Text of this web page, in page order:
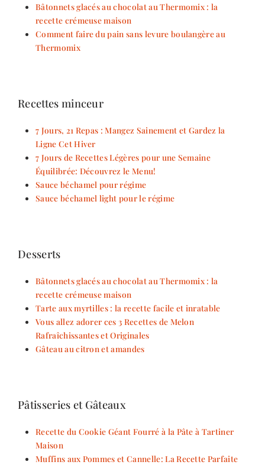
Bâtonnets glacés au chocolat au Thermomix : la
recette crémeuse maison
Comment faire du pain sans levure boulangère au
Thermomix
Recettes minceur
7 Jours, 21 Repas : Mangez Sainement et Gardez la
Ligne Cet Hiver
7 Jours de Recettes Légères pour une Semaine
Équilibrée: Découvrez le Menu!
Sauce béchamel pour régime
Sauce béchamel light pour le régime
Desserts
Bâtonnets glacés au chocolat au Thermomix : la
recette crémeuse maison
Tarte aux myrtilles : la recette facile et inratable
Vous allez adorer ces 3 Recettes de Melon
Rafraîchissantes et Originales
Gâteau au citron et amandes
Pâtisseries et Gâteaux
Recette du Cookie Géant Fourré à la Pâte à Tartiner
Maison
Muffins aux Pommes et Cannelle: La Recette Parfaite